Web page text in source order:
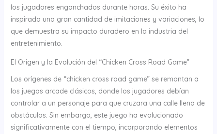
los jugadores enganchados durante horas. Su éxito ha
inspirado una gran cantidad de imitaciones y variaciones, lo
que demuestra su impacto duradero en la industria del
entretenimiento.
El Origen y la Evolución del “Chicken Cross Road Game”
Los orígenes de “chicken cross road game” se remontan a
los juegos arcade clásicos, donde los jugadores debían
controlar a un personaje para que cruzara una calle llena de
obstáculos. Sin embargo, este juego ha evolucionado
significativamente con el tiempo, incorporando elementos